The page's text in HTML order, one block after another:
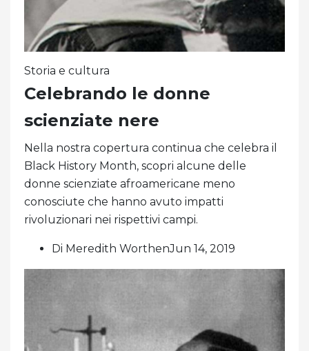
Storia e cultura
Celebrando le donne
scienziate nere
Nella nostra copertura continua che celebra il
Black History Month, scopri alcune delle
donne scienziate afroamericane meno
conosciute che hanno avuto impatti
rivoluzionari nei rispettivi campi.
Di Meredith WorthenJun 14, 2019